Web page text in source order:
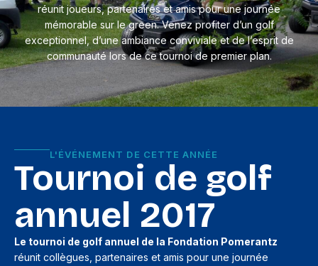
réunit joueurs, partenaires et amis pour une journée
mémorable sur le green. Venez profiter d’un golf
exceptionnel, d’une ambiance conviviale et de l’esprit de
communauté lors de ce tournoi de premier plan.
L'ÉVÉNEMENT DE CETTE ANNÉE
Tournoi de golf
annuel 2017
Le tournoi de golf annuel de la Fondation Pomerantz
réunit collègues, partenaires et amis pour une journée